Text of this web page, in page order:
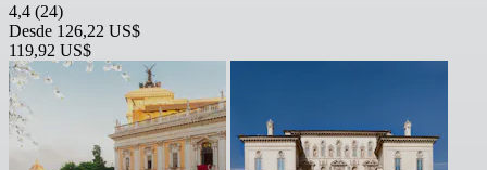
4,4 (24)
Desde 126,22 US$
119,92 US$